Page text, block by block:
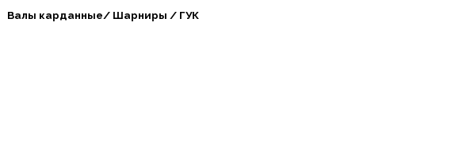
Валы карданные/ Шарниры / ГУК